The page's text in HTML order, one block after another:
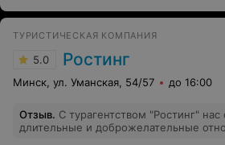
прямая обязанность турагента, а не
неудобствами, которые не
запросам и бюджету. Выбирая эту
готовы перепроверять каждое слово
самостоятельно, так как доверия к их
«рекомендациям» больше нет.
ТУРИСТИЧЕСКАЯ КОМПАНИЯ
5.0 Ростинг
Минск, ул. Уманская, 54/57 до 16:00
Отзыв. С турагентством "Ростинг"
длительные и доброжелательные